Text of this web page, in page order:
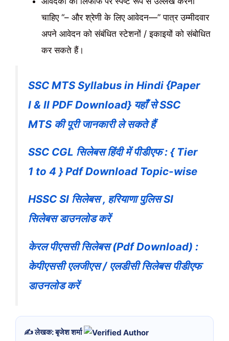
चाहिए “– और श्रेणी के लिए आवेदन—” पात्र उम्मीदवार
अपने आवेदन को संबंधित स्टेशनों / इकाइयों को संबोधित
कर सकते हैं।
SSC MTS Syllabus in Hindi {Paper
I & II PDF Download} यहाँ से SSC
MTS की पूरी जानकारी ले सकते हैं
SSC CGL सिलेबस हिंदी में पीडीएफ : { Tier
1 to 4 } Pdf Download Topic-wise
HSSC SI सिलेबस , हरियाणा पुलिस SI
सिलेबस डाउनलोड करें
केरल पीएससी सिलेबस (Pdf Download) :
केपीएससी एलजीएस / एलडीसी सिलेबस पीडीएफ
डाउनलोड करें
✍️ लेखक: बृजेश शर्मा